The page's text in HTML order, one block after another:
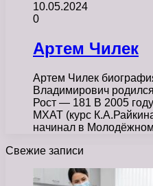
10.05.2024
0
Артем Чилек
Артем Чилек
Владимирович
Рост — 181 В 2005
МХАТ (курс
начинал в
Свежие записи